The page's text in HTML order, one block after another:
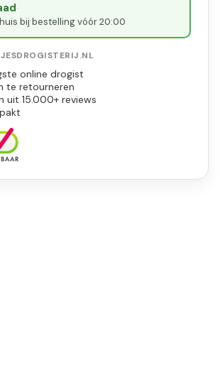
·
bij bestelling vóór 20:00
online drogist
te retourneren
uit 15.000+ reviews